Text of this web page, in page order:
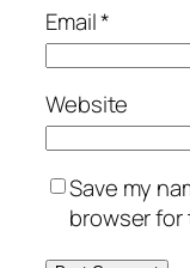
Email*
Website
Save my
browser for